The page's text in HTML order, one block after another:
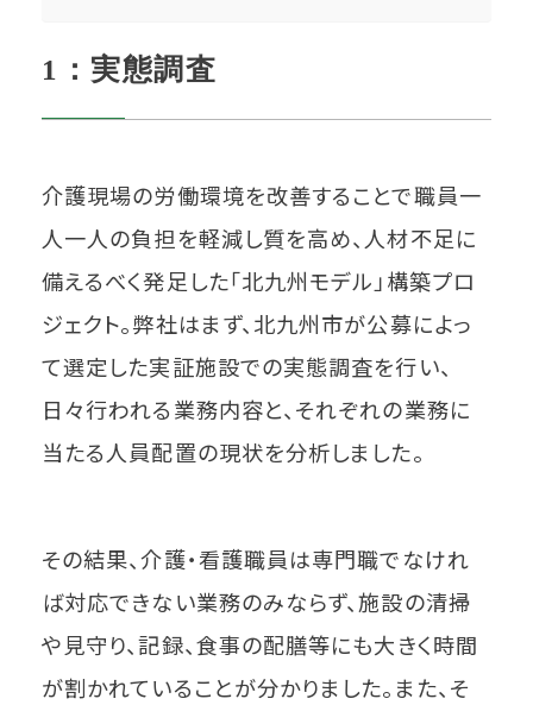
1：実態調査
介護現場の労働環境を改善することで職員一
人一人の負担を軽減し質を高め、人材不足に
備えるべく発足した「北九州モデル」構築プロ
ジェクト。弊社はまず、北九州市が公募によっ
て選定した実証施設での実態調査を行い、
日々行われる業務内容と、それぞれの業務に
当たる人員配置の現状を分析しました。
その結果、介護・看護職員は専門職でなけれ
ば対応できない業務のみならず、施設の清掃
や見守り、記録、食事の配膳等にも大きく時間
が割かれていることが分かりました。また、そ